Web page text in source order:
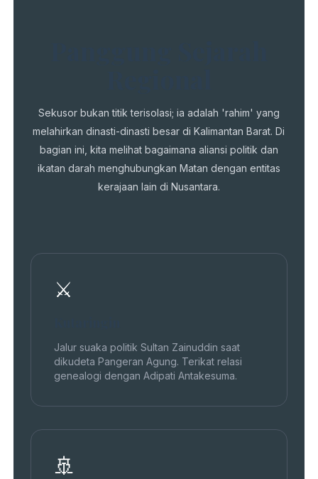
Sekusor bukan titik terisolasi; ia adalah 'rahim' yang
melahirkan dinasti-dinasti besar di Kalimantan Barat. Di
bagian ini, kita melihat bagaimana aliansi politik dan
ikatan darah menghubungkan Matan dengan entitas
kerajaan lain di Nusantara.
⚔️
Jalur suaka politik Sultan Zainuddin saat
dikudeta Pangeran Agung. Terikat relasi
genealogi dengan Adipati Antakesuma.
🚢